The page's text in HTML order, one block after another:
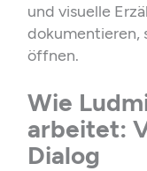
und visuelle
dokumentieren,
öffnen.
Wie
arbeitet:
Dialog